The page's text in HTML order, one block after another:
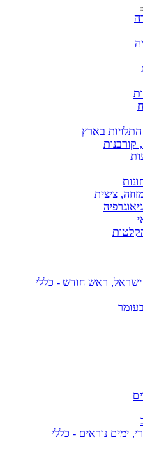
בארץ
קורבנות
ציצית
ישראל, ראש חודש - כללי
ימים נוראים - כללי